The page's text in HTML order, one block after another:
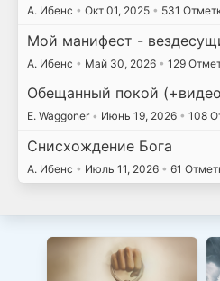
А. Ибенс • Окт 01, 2025 • 531
Мой манифест -
А. Ибенс • Май 30, 2026 • 129
Обещанный покой
E. Waggoner • Июнь 19, 2026 • 108
Снисхождение Бога
А. Ибенс • Июль 11, 2026 • 61